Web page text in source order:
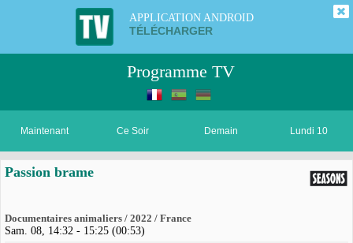
APPLICATION ANDROID
TÉLÉCHARGER
Programme TV
Maintenant Ce Soir Demain Lundi 10
Passion brame
Documentaires animaliers / 2022 / France
Sam. 08, 14:32 - 15:25 (00:53)